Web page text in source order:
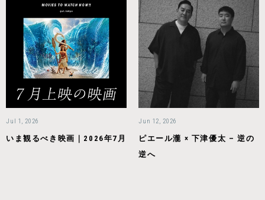
Jul 1, 2026
いま観るべき映画｜2026年7月
Jun 12, 2026
ピエール瀧 × 下津優太 – 逆の
逆へ